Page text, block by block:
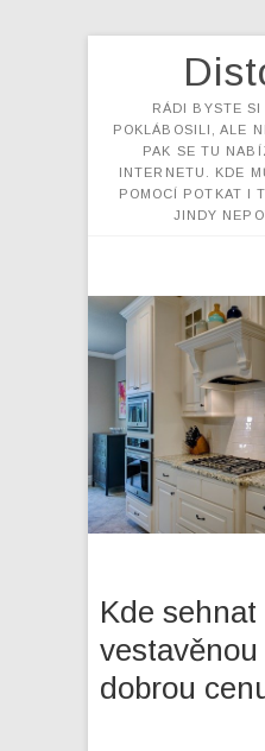
RÁDI BYSTE SI
POKLÁBOSILI, ALE
PAK SE TU
INTERNETU. KDE
POMOCÍ POTKAT I
JINDY
Kde
dobrou